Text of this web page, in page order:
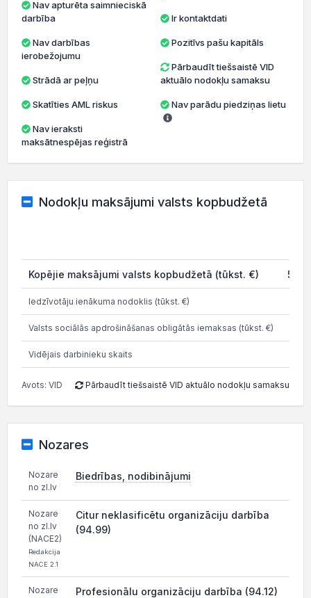
darbība
ierobežojumu
Strādā ar peļņu
Skatīties AML riskus
maksātnespējas reģistrā
Ir kontaktdati
Pozitīvs pašu kapitāls
Pārbaudīt tiešsaistē VID
aktuālo nodokļu samaksu
Nav parādu piedziņas lietu
Nodokļu maksājumi valsts kopbudžetā
Kopējie maksājumi valsts kopbudžetā (tūkst. €)
Iedzīvotāju ienākuma nodoklis (tūkst. €)
Valsts sociālās apdrošināšanas obligātās iemaksas (tūkst. €)
Vidējais darbinieku skaits
Avots: VID Pārbaudīt tiešsaistē VID aktuālo nodokļu samaksu
Nozares
Nozare
no zl.lv
Biedrības, nodibinājumi
Nozare
no zl.lv
(NACE2)
Redakcija
NACE 2.1
Citur neklasificētu organizāciju darbība
(94.99)
Nozare
Profesionālu organizāciju darbība (94.12)